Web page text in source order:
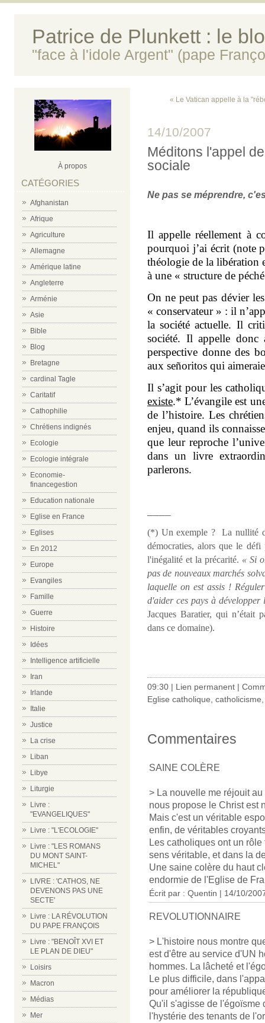
Patrice de Plunkett : le
"face à l'idole Argent" (pape
À propos
CATÉGORIES
Afghanistan
Afrique
Agriculture
Allemagne
Amérique latine
Angleterre
Arménie
Asie
Bible
Blog
Bretagne
cardinal Tagle
Caritatif
Cathophilie
Chrétiens indignés
Ecologie
Ecologie intégrale
Economie-
financegestion
Education nationale
Eglise en France
Eglises
En 2012
Europe
Evangiles
Famille
Guerre
Histoire
Idées
Intelligence artificielle
Iran
Irlande
Italie
Justice
La crise
Liban
Libye
Liturgie
Livre :
"EVANGELIQUES"
Livre : "L'ECOLOGIE"
Livre : "LES ROMANS
DU MONT SAINT-
MICHEL"
LIVRE : 'CATHOS, NE
DEVENONS PAS UNE
SECTE'
Livre : LA RÉVOLUTION
DU PAPE FRANÇOIS
Livre : "BENOÎT XVI ET
LE PLAN DE DIEU"
Loisirs
Macron
Médias
Mer
« Le Vatican appelle à la
14/10/2007
Méditons l'appel
sociale
Ne pas se méprendre,
Il appelle réellement à
pourquoi j’ai écrit (note
théologie de la libération
à une « structure de
On ne peut pas dévier
« conservateur » : il
la société actuelle. Il
société. Il appelle
perspective donne des
aux señoritos qui
Il s’agit pour les
existe.* L’évangile est
de l’histoire. Les
enjeu, quand ils
que leur reproche
dans un livre
parlerons.
(*) Un exemple ?
La nullité
démocraties, alors que le
l'inégalité et la précarité. « Si
pas de nouveaux marchés
laquelle on est assis !
d'aider ces pays à développer
Jacques Baratier, qui n’était
dans ce domaine).
09:30 | Lien permanent |
Eglise catholique catholicisme
Commentaires
SAINE COLÈRE
> La nouvelle me réjouit
nous propose le Christ est
Mais c'est un véritable
enfin, de véritables
Les catholiques ont un
sens véritable, et dans la
Une saine colère du haut
endormie de l'Eglise de
Écrit par : Quentin | 14/10/
REVOLUTIONNAIRE
> L'histoire nous montre
est d'être au service d'UN
hommes. La lâcheté et
Le plus difficile, dans
pour améliorer la
Qu'il s'agisse de l'égoïsme
l'hystérie des tenants de